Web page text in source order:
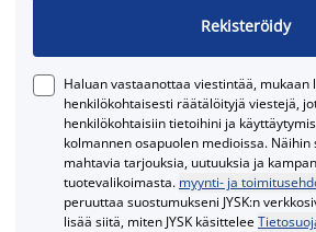
Rekisteröidy
Haluan vastaanottaa viestintää, mukaan
henkilökohtaisesti räätälöityjä viestejä,
henkilökohtaisiin tietoihini ja
kolmannen osapuolen medioissa.
mahtavia tarjouksia, uutuuksia ja
tuotevalikoimasta. myynti- ja
peruuttaa suostumukseni JYSK:n
lisää siitä, miten JYSK käsittelee